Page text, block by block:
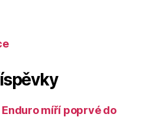
míří poprvé do